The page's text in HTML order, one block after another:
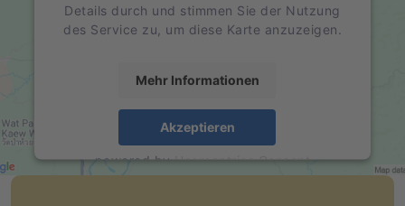
Details durch und stimmen Sie der Nutzung
des Service zu, um diese Karte anzuzeigen.
Mehr Informationen
Akzeptieren
powered byUsercentrics Consent
Management Platform&eRecht24